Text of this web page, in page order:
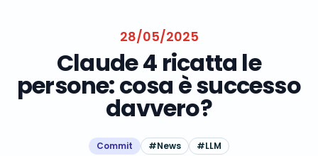
28/05/2025
Claude 4 ricatta le
persone: cosa è successo
davvero?
Commit #News #LLM